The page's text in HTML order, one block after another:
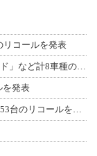
リコールを発表
を発表